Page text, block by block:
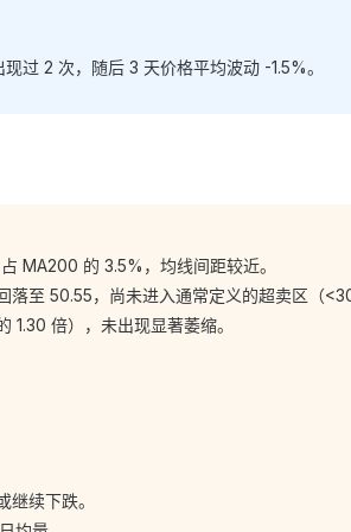
过 2 次，随后 3 天价格平均波动 -1.5%。
MA200 的 3.5%，均线间距较近。
落至 50.55，尚未进入通常定义的超卖区（
1.30 倍），未出现显著萎缩。
续下跌。